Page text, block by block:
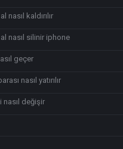
nasıl kaldırılır
nasıl silinir iphone
geçer
nasıl yatırılır
değişir